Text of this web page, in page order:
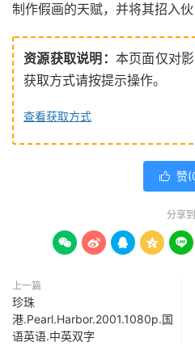
制作假画的天赋，并将其招入
资源获取说明： 本页面仅对
获取方式请按提示操作。
查看获取方式
 赞(
分享到
    
上一篇
珍珠
港.Pearl.Harbor.2001.1080p.国
语英语.中英双字